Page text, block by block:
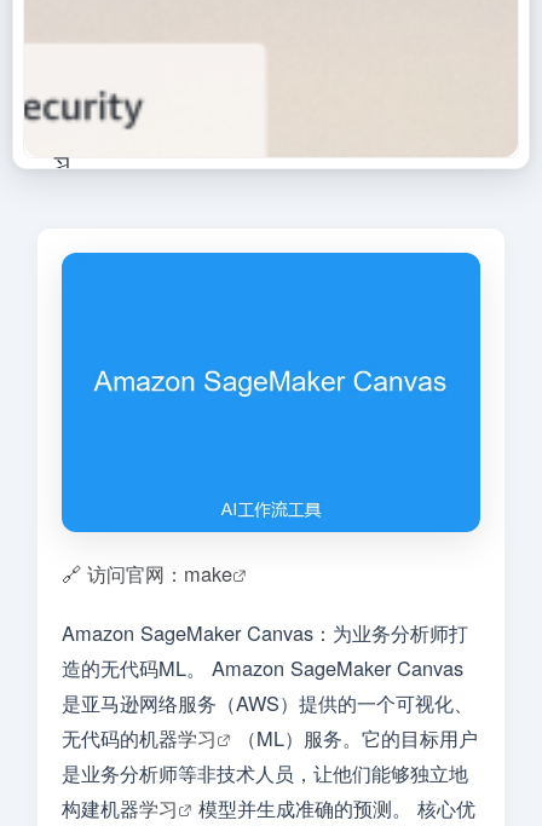
🔗 访问官网：make
Amazon SageMaker Canvas：为业务分析师打
造的无代码ML。 Amazon SageMaker Canvas
是亚马逊网络服务（AWS）提供的一个可视化、
无代码的机器学习
（ML）服务。它的目标用户
是业务分析师等非技术人员，让他们能够独立地
构建机器学习
模型并生成准确的预测。 核心优